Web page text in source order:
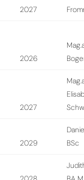
2027
2026
2027
2029
BSc